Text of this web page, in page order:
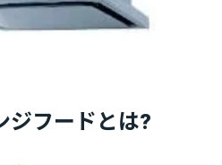
ジフードとは?